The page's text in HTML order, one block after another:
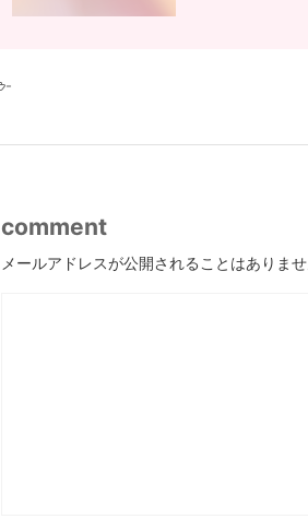
-
comment
メールアドレスが公開されることはありませ